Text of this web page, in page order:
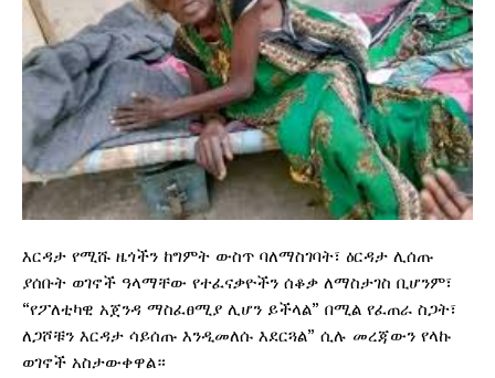
እርዳታ የሚሹ ዜጎችን ከግምት ውስጥ ባለማስገባት፣ ዕርዳታ ሊሰጡ
ያሰቡት ወገኖች ዓላማቸው የተፈናቃዮችን ሰቆቃ ለማስታገስ ቢሆንም፣
“የፖለቲካዊ አጀንዳ ማስፈፀሚያ ሊሆን ይችላል” በሚል የፈጠራ ስጋት፣
ለጋሾቹን እርዳታ ሳይሰጡ እንዲመለሱ እደርጓል” ሲሉ መረጃውን የላኩ
ወገኖች አስታውቀዋል።